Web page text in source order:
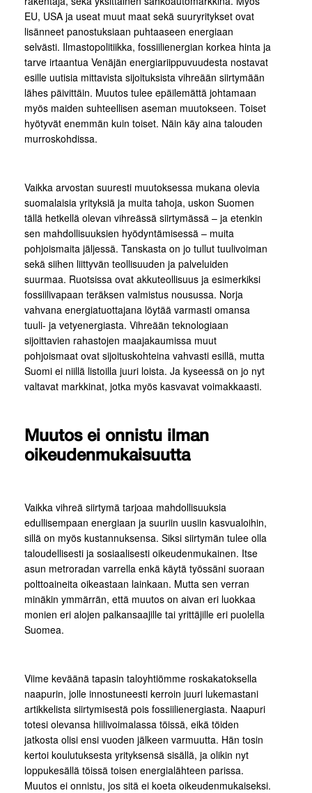
EU, USA ja useat muut maat sekä suuryritykset ovat
lisänneet panostuksiaan puhtaaseen energiaan
selvästi. Ilmastopolitiikka, fossiilienergian korkea hinta ja
tarve irtaantua Venäjän energiariippuvuudesta nostavat
esille uutisia mittavista sijoituksista vihreään siirtymään
lähes päivittäin. Muutos tulee epäilemättä johtamaan
myös maiden suhteellisen aseman muutokseen. Toiset
hyötyvät enemmän kuin toiset. Näin käy aina talouden
murroskohdissa.
Vaikka arvostan suuresti muutoksessa mukana olevia
suomalaisia yrityksiä ja muita tahoja, uskon Suomen
tällä hetkellä olevan vihreässä siirtymässä – ja etenkin
sen mahdollisuuksien hyödyntämisessä – muita
pohjoismaita jäljessä. Tanskasta on jo tullut tuulivoiman
sekä siihen liittyvän teollisuuden ja palveluiden
suurmaa. Ruotsissa ovat akkuteollisuus ja esimerkiksi
fossiilivapaan teräksen valmistus nousussa. Norja
vahvana energiatuottajana löytää varmasti omansa
tuuli- ja vetyenergiasta. Vihreään teknologiaan
sijoittavien rahastojen maajakaumissa muut
pohjoismaat ovat sijoituskohteina vahvasti esillä, mutta
Suomi ei niillä listoilla juuri loista. Ja kyseessä on jo nyt
valtavat markkinat, jotka myös kasvavat voimakkaasti.
Muutos ei onnistu ilman
oikeudenmukaisuutta
Vaikka vihreä siirtymä tarjoaa mahdollisuuksia
edullisempaan energiaan ja suuriin uusiin kasvualoihin,
sillä on myös kustannuksensa. Siksi siirtymän tulee olla
taloudellisesti ja sosiaalisesti oikeudenmukainen. Itse
asun metroradan varrella enkä käytä työssäni suoraan
polttoaineita oikeastaan lainkaan. Mutta sen verran
minäkin ymmärrän, että muutos on aivan eri luokkaa
monien eri alojen palkansaajille tai yrittäjille eri puolella
Suomea.
Viime keväänä tapasin taloyhtiömme roskakatoksella
naapurin, jolle innostuneesti kerroin juuri lukemastani
artikkelista siirtymisestä pois fossiilienergiasta. Naapuri
totesi olevansa hiilivoimalassa töissä, eikä töiden
jatkosta olisi ensi vuoden jälkeen varmuutta. Hän tosin
kertoi koulutuksesta yrityksensä sisällä, ja olikin nyt
loppukesällä töissä toisen energialähteen parissa.
Muutos ei onnistu, jos sitä ei koeta oikeudenmukaiseksi.